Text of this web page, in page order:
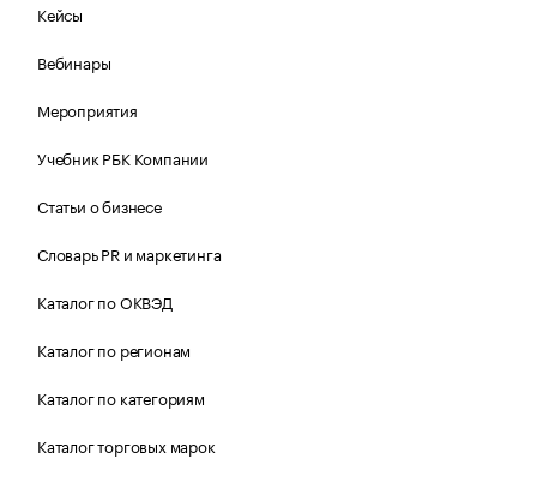
Кейсы
Вебинары
Мероприятия
Учебник РБК Компании
Статьи о бизнесе
Словарь PR и маркетинга
Каталог по ОКВЭД
Каталог по регионам
Каталог по категориям
Каталог торговых марок